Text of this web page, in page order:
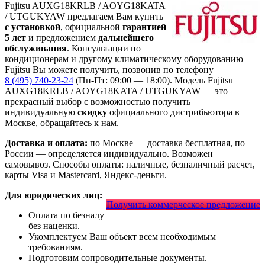
Fujitsu AUXG18KRLB / AOYG18KATA
/ UTGUKYAW предлагаем Вам купить
с установкой, официальной гарантией
5 лет и предложением дальнейшего
обслуживания. Консультации по
кондиционерам и другому климатическому оборудованию
Fujitsu Вы можете получить, позвонив по телефону
8 (495) 740-23-24 (Пн-Пт: 09:00 — 18:00). Модель Fujitsu
AUXG18KRLB / AOYG18KATA / UTGUKYAW — это
прекрасный выбор с возможностью получить
индивидуальную скидку официального дистрибьютора в
Москве, обращайтесь к нам.
Доставка и оплата: по Москве — доставка бесплатная, по
России — определяется индивидуально. Возможен
самовывоз. Способы оплаты: наличные, безналичный расчет,
карты Visa и Mastercard, Яндекс-деньги.
Получить коммерческое предложение
Для юридических лиц:
Оплата по безналу
без наценки.
Укомплектуем Ваш объект всем необходимым
требованиям.
Подготовим сопроводительные документы.